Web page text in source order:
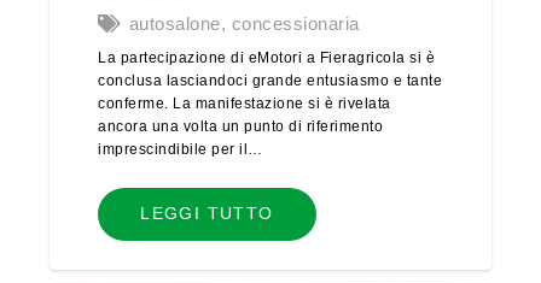
autosalone, concessionaria
La partecipazione di eMotori a Fieragricola si è
conclusa lasciandoci grande entusiasmo e tante
conferme. La manifestazione si è rivelata
ancora una volta un punto di riferimento
imprescindibile per il…
LEGGI TUTTO